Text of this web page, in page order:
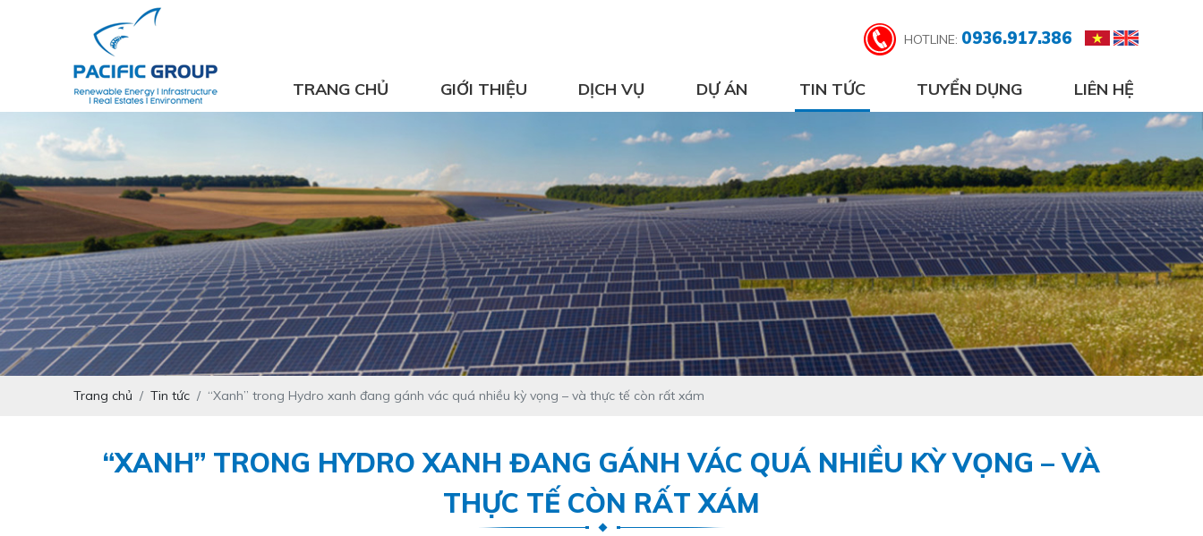
HOTLINE: 0936.917.386
TRANG CHỦ GIỚI THIỆU DỊCH VỤ DỰ ÁN TIN TỨC TUYỂN DỤNG LIÊN HỆ
Trang chủ Tin tức “Xanh” trong Hydro xanh đang gánh vác quá nhiều kỳ vọng – và thực tế còn rất xám
“XANH” TRONG HYDRO XANH ĐANG GÁNH VÁC QUÁ NHIỀU KỲ VỌNG – VÀ
THỰC TẾ CÒN RẤT XÁM